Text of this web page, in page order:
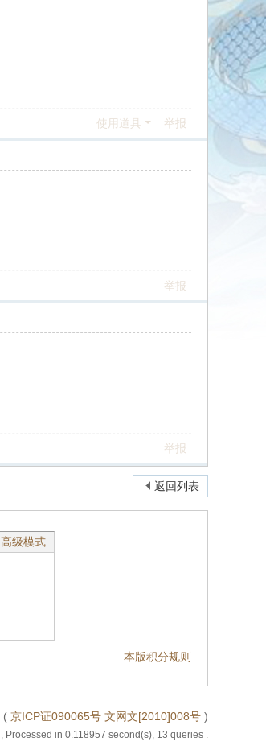
使用道具 举报
举报
举报
返回列表
高级模式
本版积分规则
( 京ICP证090065号 文网文[2010]008号 )
, Processed in 0.118957 second(s), 13 queries .